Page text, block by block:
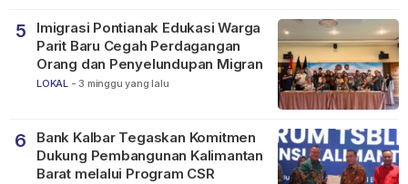
5
Imigrasi Pontianak Edukasi Warga
Parit Baru Cegah Perdagangan
Orang dan Penyelundupan Migran
LOKAL - 3 minggu yang lalu
6
Bank Kalbar Tegaskan Komitmen
Dukung Pembangunan Kalimantan
Barat melalui Program CSR